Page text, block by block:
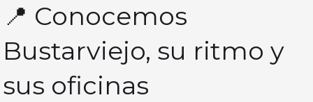
📍 Conocemos
Bustarviejo, su ritmo y
sus oficinas